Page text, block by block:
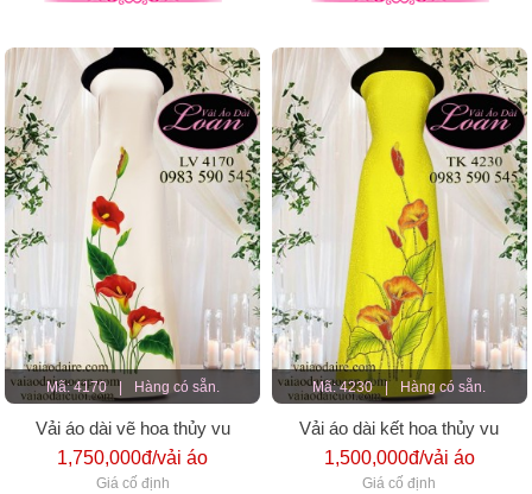
Mã: 4170 | Hàng có sẵn.
Vải áo dài vẽ hoa thủy vu
1,750,000đ/vải áo
Giá cố định
Mã: 4230 | Hàng có sẵn.
Vải áo dài kết hoa thủy vu
1,500,000đ/vải áo
Giá cố định